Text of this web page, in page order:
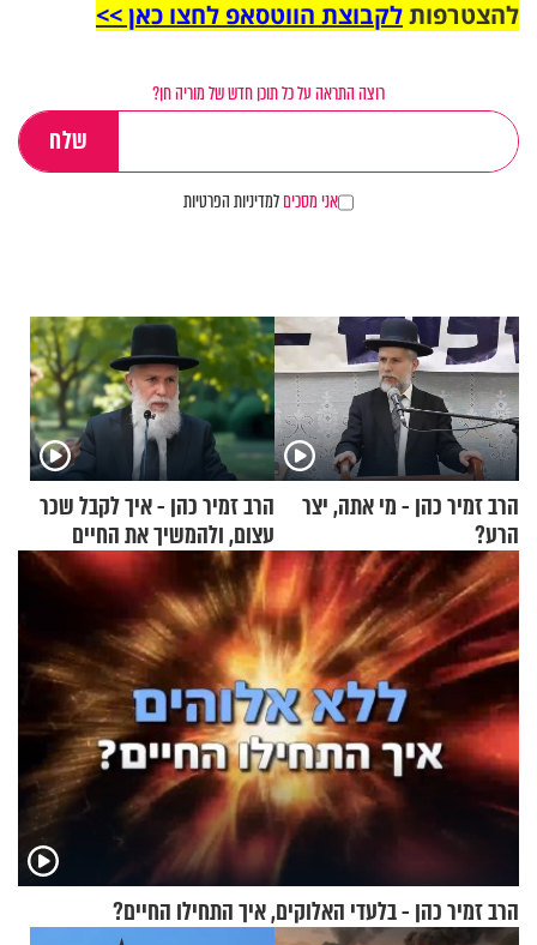
להצטרפותלקבוצת הווטסאפ לחצו כאן >>
רוצה התראה על כל תוכן חדש של מוריה חן?
אני מסכיםלמדיניות הפרטיות
הרב זמיר כהן - מי אתה, יצר
הרע?
הרב זמיר כהן - איך לקבל שכר
עצום, ולהמשיך את החיים
כרגיל?
הרב זמיר כהן - בלעדי האלוקים, איך התחילו החיים?